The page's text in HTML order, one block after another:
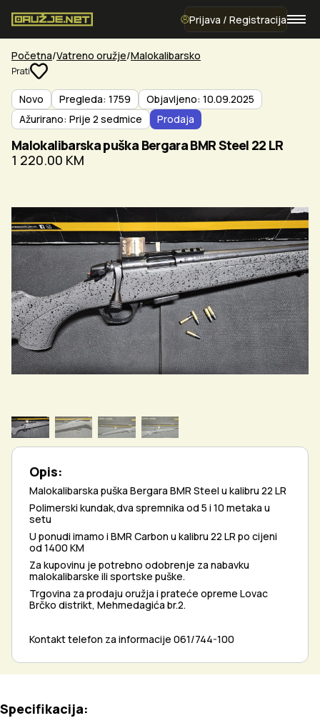
Prijava / Registracija
Početna Vatreno oružje Malokalibarsko
Prati
Novo Pregleda: 1759
Objavljeno: 10.09.2025
Ažurirano: Prije 2 sedmice
Prodaja
Malokalibarska puška Bergara BMR Steel 22 LR
1 220.00 KM
Opis:
Malokalibarska puška Bergara BMR Steel u kalibru 22 LR
Polimerski kundak,dva spremnika od 5 i 10 metaka u
setu
U ponudi imamo i BMR Carbon u kalibru 22 LR po cijeni
od 1400 KM
Za kupovinu je potrebno odobrenje za nabavku
malokalibarske ili sportske puške.
Trgovina za prodaju oružja i prateće opreme Lovac
Brčko distrikt, Mehmedagića br.2.
Kontakt telefon za informacije 061/744-100
Specifikacija: